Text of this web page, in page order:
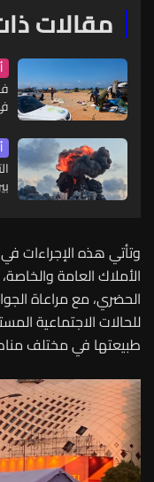
مقالات
وتأتي هذه الإجراءات
الأملاك العامة
الحضري، مع مراعاة
للحالات الاجتماعية
طبيعتها في مختلف